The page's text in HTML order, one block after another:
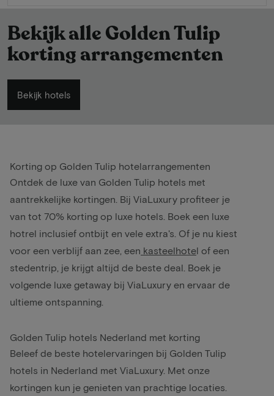
Bekijk alle Golden Tulip
korting arrangementen
Bekijk hotels
Korting op Golden Tulip hotelarrangementen
Ontdek de luxe van Golden Tulip hotels met
aantrekkelijke kortingen. Bij ViaLuxury profiteer je
van tot 70% korting op luxe hotels. Boek een luxe
hotrel inclusief ontbijt en vele extra's. Of je nu kiest
voor een verblijf aan zee, een kasteelhotel of een
stedentrip, je krijgt altijd de beste deal. Boek je
volgende luxe getaway bij ViaLuxury en ervaar de
ultieme ontspanning.
Golden Tulip hotels Nederland met korting
Beleef de beste hotelervaringen bij Golden Tulip
hotels in Nederland met ViaLuxury. Met onze
kortingen kun je genieten van prachtige locaties.